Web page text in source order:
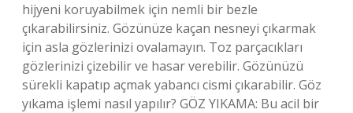
hijyeni koruyabilmek için nemli bir bezle
çıkarabilirsiniz. Gözünüze kaçan nesneyi çıkarmak
için asla gözlerinizi ovalamayın. Toz parçacıkları
gözlerinizi çizebilir ve hasar verebilir. Gözünüzü
sürekli kapatıp açmak yabancı cismi çıkarabilir. Göz
yıkama işlemi nasıl yapılır? GÖZ YIKAMA: Bu acil bir